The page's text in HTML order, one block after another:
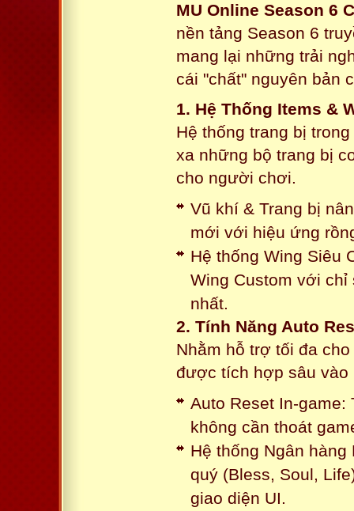
MU Online Season 6
nền tảng Season 6
mang lại những trải
cái "chất" nguyên bản
1. Hệ Thống Items &
Hệ thống trang bị
xa những bộ trang bị
cho người chơi.
Vũ khí & Trang bị
mới với hiệu ứng
Hệ thống Wing Siêu
Wing Custom với
nhất.
2. Tính Năng Auto
Nhằm hỗ trợ tối đa
được tích hợp sâu vào
Auto Reset In-game:
không cần thoát
Hệ thống Ngân
quý (Bless, Soul,
giao diện UI.